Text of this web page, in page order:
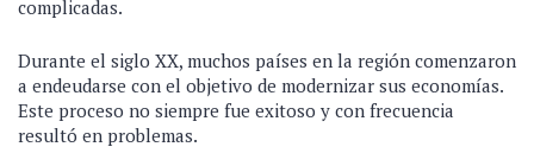
complicadas.
Durante el siglo XX, muchos países en la región comenzaron
a endeudarse con el objetivo de modernizar sus economías.
Este proceso no siempre fue exitoso y con frecuencia
resultó en problemas.